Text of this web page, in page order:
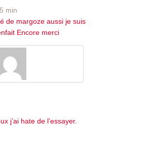
min
de margoze aussi je suis
Encore merci
j’ai hate de l’essayer.